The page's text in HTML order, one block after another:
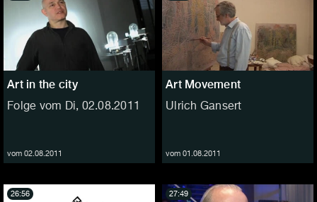
Art in the city
Folge vom Di, 02.08.2011
vom 02.08.2011
Art Movement
Ulrich Gansert
vom 01.08.2011
26:56 27:49